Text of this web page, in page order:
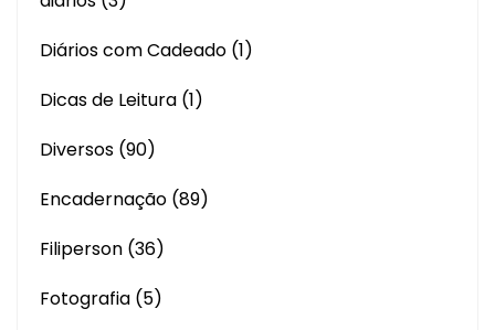
Diários com Cadeado (1)
Dicas de Leitura (1)
Diversos (90)
Encadernação (89)
Filiperson (36)
Fotografia (5)